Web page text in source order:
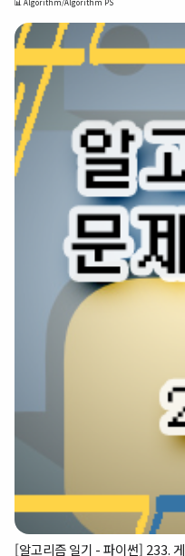
그림은 2×17 직사각형을 채운 한가지
출력한다. 입력 예시 2 출력 예시 3 ❧ 정답
📊 Algorithm/Algorithm PS
[알고리즘 일기 - 파이썬] 233.